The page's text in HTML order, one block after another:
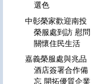
選色
中彰榮家歡迎南投
榮服處到訪 慰問
關懷住民生活
嘉義榮服處與兆品
酒店簽署合作備
忘 開拓優質企業